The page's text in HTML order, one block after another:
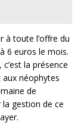
à toute l’offre du
6 euros le mois.
la présence
aux néophytes
de
gestion de ce